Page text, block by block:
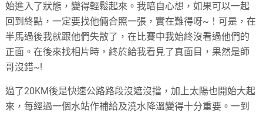
始進入了狀態，變得輕鬆起來。我暗自心想，如果可以一起
回到終點，一定要找他倆合照一張，實在難得呀~！可是，在
半馬過後我就跟他們失散了，在比賽中我始終沒看過他們的
正面。在後來找相片時，終於給我看見了真面目，果然是師
哥沒錯~!
過了20KM後是快速公路路段沒遮沒擋，加上太陽也開始大起
來，每經過一個水站作補給及澆水降溫變得十分重要。一到